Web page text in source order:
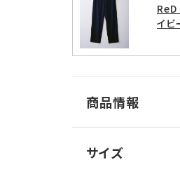
ReD
イビ
商品情報
サイズ